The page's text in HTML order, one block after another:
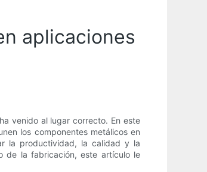
aplicaciones
venido al lugar correcto. En este
los componentes metálicos en
la productividad, la calidad y la
de la fabricación, este artículo le